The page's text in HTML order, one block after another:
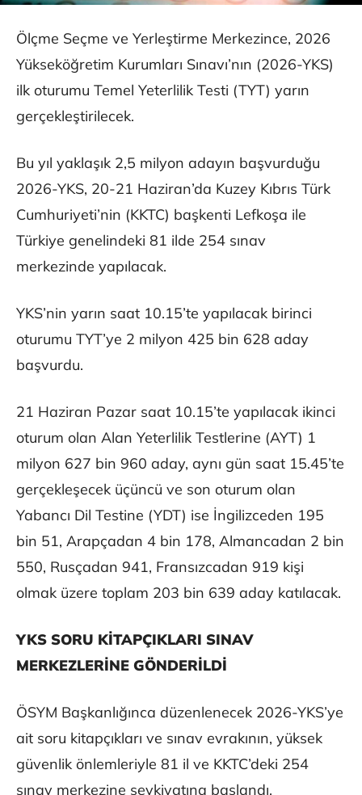
Ölçme Seçme ve Yerleştirme Merkezince, 2026
Yükseköğretim Kurumları Sınavı’nın (2026-YKS)
ilk oturumu Temel Yeterlilik Testi (TYT) yarın
gerçekleştirilecek.
Bu yıl yaklaşık 2,5 milyon adayın başvurduğu
2026-YKS, 20-21 Haziran’da Kuzey Kıbrıs Türk
Cumhuriyeti’nin (KKTC) başkenti Lefkoşa ile
Türkiye genelindeki 81 ilde 254 sınav
merkezinde yapılacak.
YKS’nin yarın saat 10.15’te yapılacak birinci
oturumu TYT’ye 2 milyon 425 bin 628 aday
başvurdu.
21 Haziran Pazar saat 10.15’te yapılacak ikinci
oturum olan Alan Yeterlilik Testlerine (AYT) 1
milyon 627 bin 960 aday, aynı gün saat 15.45’te
gerçekleşecek üçüncü ve son oturum olan
Yabancı Dil Testine (YDT) ise İngilizceden 195
bin 51, Arapçadan 4 bin 178, Almancadan 2 bin
550, Rusçadan 941, Fransızcadan 919 kişi
olmak üzere toplam 203 bin 639 aday katılacak.
YKS SORU KİTAPÇIKLARI SINAV
MERKEZLERİNE GÖNDERİLDİ
ÖSYM Başkanlığınca düzenlenecek 2026-YKS’ye
ait soru kitapçıkları ve sınav evrakının, yüksek
güvenlik önlemleriyle 81 il ve KKTC’deki 254
sınav merkezine sevkiyatına başlandı.